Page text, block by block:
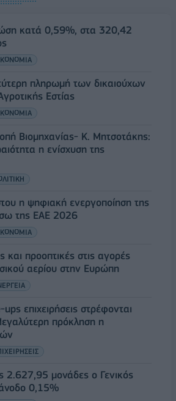
κατά 0,59%, στα 320,42
πληρωμή των δικαιούχων
Εστίας
Βιομηχανίας- Κ. Μητσοτάκης:
η ενίσχυση της
η ψηφιακή ενεργοποίηση της
της ΕΑΕ 2026
και προοπτικές στις αγορές
αερίου στην Ευρώπη
επιχειρήσεις στρέφονται
πρόκληση η
2.627,95 μονάδες ο Γενικός
0,15%